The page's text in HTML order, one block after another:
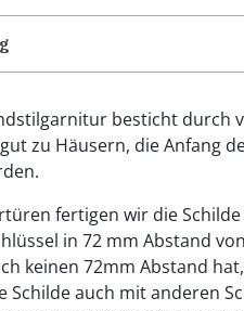
besticht durch
zu Häusern, die Anfang
fertigen wir die
in 72 mm Abstand
keinen 72mm Abstand
Schilde auch mit anderen